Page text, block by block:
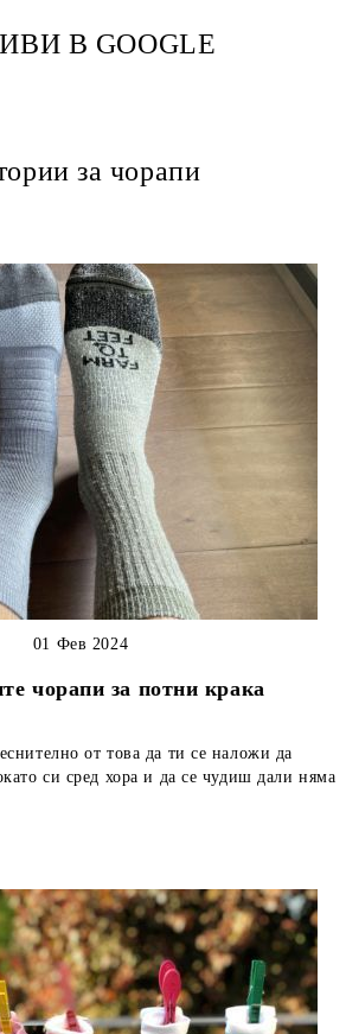
В GOOGLE
за чорапи
чорапи за потни крака
01 Фев 2024
от това да ти се наложи да
си сред хора и да се чудиш дали няма